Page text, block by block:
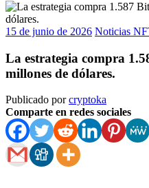
15 de junio de 2026 Noticias
La estrategia compra
millones de dólares.
Publicado porcryptoka
Comparte en redes sociales